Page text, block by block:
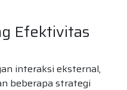
Efektivitas
interaksi eksternal,
beberapa strategi